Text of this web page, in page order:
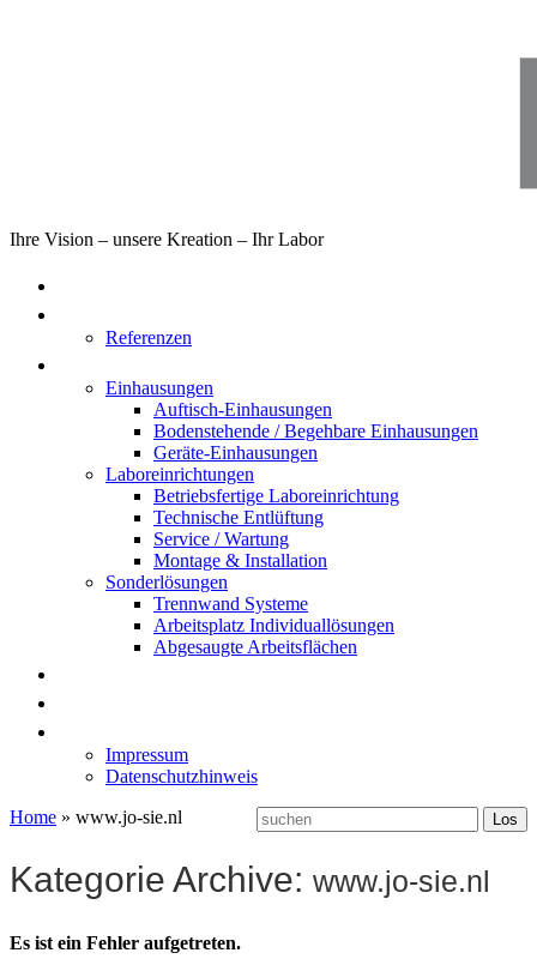
Ihre Vision – unsere Kreation – Ihr Labor
Referenzen
Einhausungen
Auftisch-Einhausungen
Bodenstehende / Begehbare Einhausungen
Geräte-Einhausungen
Laboreinrichtungen
Betriebsfertige Laboreinrichtung
Technische Entlüftung
Service / Wartung
Montage & Installation
Sonderlösungen
Trennwand Systeme
Arbeitsplatz Individuallösungen
Abgesaugte Arbeitsflächen
Impressum
Datenschutzhinweis
Home » www.jo-sie.nl
Kategorie Archive: www.jo-sie.nl
Es ist ein Fehler aufgetreten.